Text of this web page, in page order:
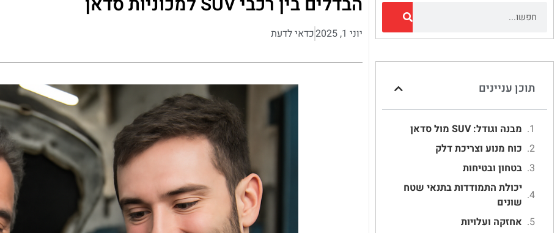
תוכן עניינים
מבנה וגודל: SUV מול סדאן
כוח מנוע וצריכת דלק
בטחון ובטיחות
יכולת התמודדות בתנאי שטח
שונים
אחזקה ועלויות
יוני 1, 2025 כדאי לדעת